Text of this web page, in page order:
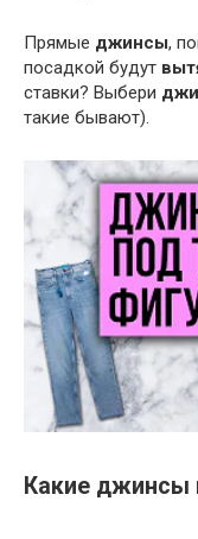
Прямые джинсы,
посадкой будут
ставки? Выбери
такие бывают).
Какие джинсы